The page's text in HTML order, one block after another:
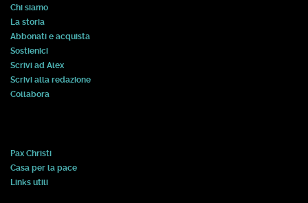
Chi siamo
La storia
Abbonati e acquista
Sostienici
Scrivi ad Alex
Scrivi alla redazione
Collabora
Pax Christi
Casa per la pace
Links utili